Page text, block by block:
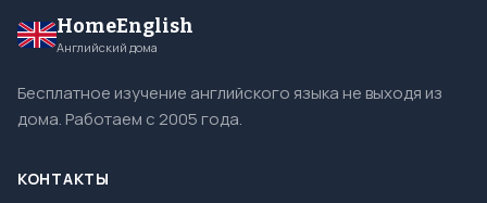
HomeEnglish
Английский дома
Бесплатное изучение английского языка не выходя из
дома. Работаем с 2005 года.
КОНТАКТЫ